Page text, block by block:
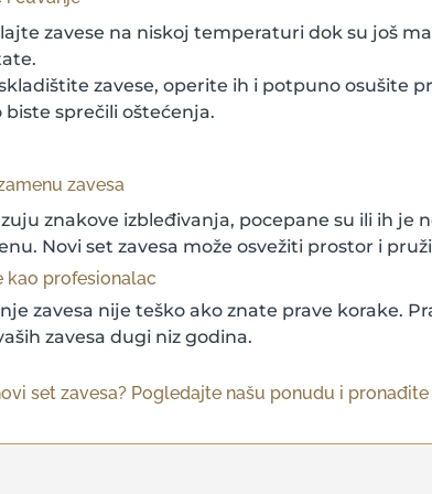
zavese na niskoj temperaturi dok su još
zavese, operite ih i potpuno osušite
biste sprečili oštećenja.
zavesa
znakove izbleđivanja, pocepane su ili ih je
Novi set zavesa može osvežiti prostor i
kao profesionalac
zavesa nije teško ako znate prave korake.
zavesa dugi niz godina.
set zavesa? Pogledajte našu ponudu i